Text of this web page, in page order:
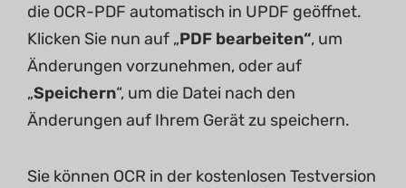
die OCR-PDF automatisch in UPDF geöffnet.
Klicken Sie nun auf „PDF bearbeiten“, um
Änderungen vorzunehmen, oder auf
„Speichern“, um die Datei nach den
Änderungen auf Ihrem Gerät zu speichern.
Sie können OCR in der kostenlosen Testversion